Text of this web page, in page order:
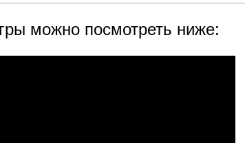
можно посмотреть ниже: